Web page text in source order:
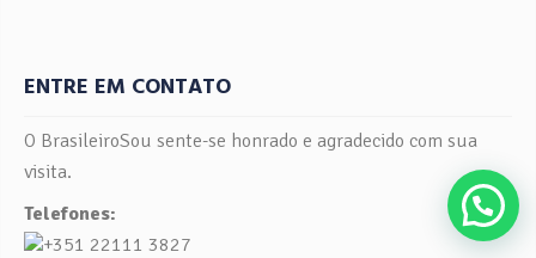
ENTRE EM CONTATO
O BrasileiroSou sente-se honrado e agradecido com sua
visita.
Telefones:
+351 22111 3827